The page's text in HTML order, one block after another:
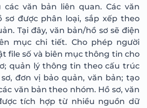
các văn bản liên quan. Các văn
sơ được phân loại, sắp xếp theo
Tại đây, văn bản/hồ sơ sẽ điện
mục chi tiết. Cho phép người
file số và biên mục thông tin cho
quản lý thông tin theo cấu trúc
đơn vị bảo quản, văn bản; tạo
văn bản theo nhóm. Hồ sơ, văn
tích hợp từ nhiều nguồn dữ